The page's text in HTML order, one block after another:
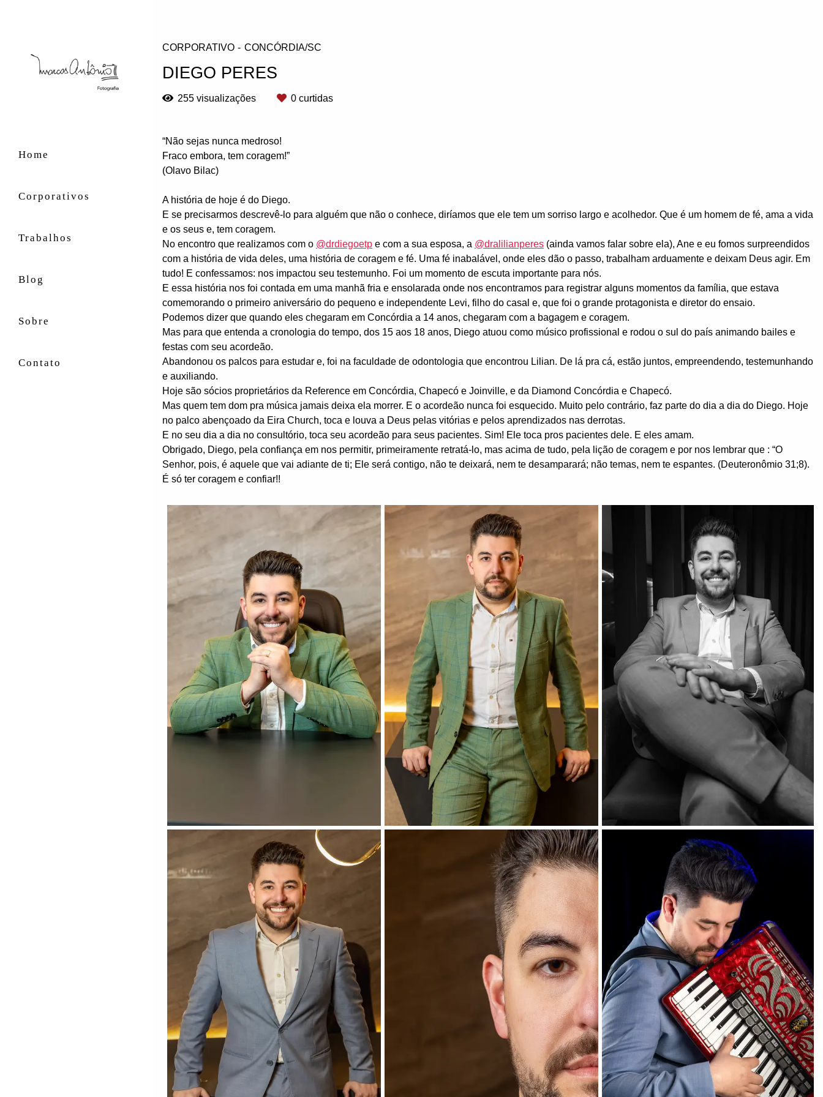
Home
Corporativos
Trabalhos
Blog
Sobre
Contato
CORPORATIVO CONCÓRDIA/SC
DIEGO PERES
255 visualizações 0 curtidas
“Não sejas nunca medroso!
Fraco embora, tem coragem!”
(Olavo Bilac)
A história de hoje é do Diego.
E se precisarmos descrevê-lo para alguém que não o conhece, diríamos que ele tem um sorriso largo e acolhedor. Que é um homem de fé, ama a vida
e os seus e, tem coragem.
No encontro que realizamos com o @drdiegoetp e com a sua esposa, a @dralilianperes (ainda vamos falar sobre ela), Ane e eu fomos surpreendidos
com a história de vida deles, uma história de coragem e fé. Uma fé inabalável, onde eles dão o passo, trabalham arduamente e deixam Deus agir. Em
tudo! E confessamos: nos impactou seu testemunho. Foi um momento de escuta importante para nós.
E essa história nos foi contada em uma manhã fria e ensolarada onde nos encontramos para registrar alguns momentos da família, que estava
comemorando o primeiro aniversário do pequeno e independente Levi, filho do casal e, que foi o grande protagonista e diretor do ensaio.
Podemos dizer que quando eles chegaram em Concórdia a 14 anos, chegaram com a bagagem e coragem.
Mas para que entenda a cronologia do tempo, dos 15 aos 18 anos, Diego atuou como músico profissional e rodou o sul do país animando bailes e
festas com seu acordeão.
Abandonou os palcos para estudar e, foi na faculdade de odontologia que encontrou Lilian. De lá pra cá, estão juntos, empreendendo, testemunhando
e auxiliando.
Hoje são sócios proprietários da Reference em Concórdia, Chapecó e Joinville, e da Diamond Concórdia e Chapecó.
Mas quem tem dom pra música jamais deixa ela morrer. E o acordeão nunca foi esquecido. Muito pelo contrário, faz parte do dia a dia do Diego. Hoje
no palco abençoado da Eira Church, toca e louva a Deus pelas vitórias e pelos aprendizados nas derrotas.
E no seu dia a dia no consultório, toca seu acordeão para seus pacientes. Sim! Ele toca pros pacientes dele. E eles amam.
Obrigado, Diego, pela confiança em nos permitir, primeiramente retratá-lo, mas acima de tudo, pela lição de coragem e por nos lembrar que : “O
Senhor, pois, é aquele que vai adiante de ti; Ele será contigo, não te deixará, nem te desamparará; não temas, nem te espantes. (Deuteronômio 31;8).
É só ter coragem e confiar!!